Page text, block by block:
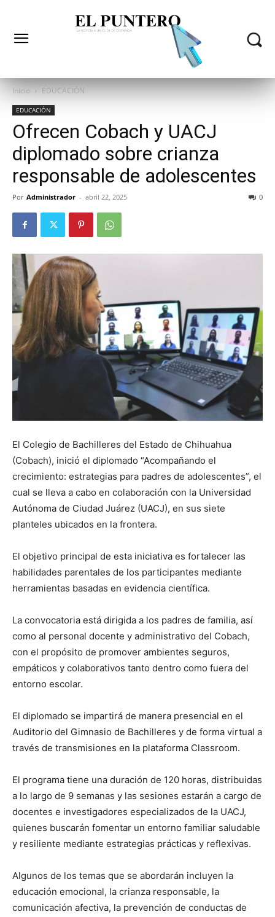
Inicio EDUCACIÓN
EDUCACIÓN
Ofrecen Cobach y UACJ
diplomado sobre crianza
responsable de adolescentes
Por Administrador - abril 22, 2025 0
El Colegio de Bachilleres del Estado de Chihuahua
(Cobach), inició el diplomado “Acompañando el
crecimiento: estrategias para padres de adolescentes”, el
cual se lleva a cabo en colaboración con la Universidad
Autónoma de Ciudad Juárez (UACJ), en sus siete
planteles ubicados en la frontera.
El objetivo principal de esta iniciativa es fortalecer las
habilidades parentales de los participantes mediante
herramientas basadas en evidencia científica.
La convocatoria está dirigida a los padres de familia, así
como al personal docente y administrativo del Cobach,
con el propósito de promover ambientes seguros,
empáticos y colaborativos tanto dentro como fuera del
entorno escolar.
El diplomado se impartirá de manera presencial en el
Auditorio del Gimnasio de Bachilleres y de forma virtual a
través de transmisiones en la plataforma Classroom.
El programa tiene una duración de 120 horas, distribuidas
a lo largo de 9 semanas y las sesiones estarán a cargo de
docentes e investigadores especializados de la UACJ,
quienes buscarán fomentar un entorno familiar saludable
y resiliente mediante estrategias prácticas y reflexivas.
Algunos de los temas que se abordarán incluyen la
educación emocional, la crianza responsable, la
comunicación afectiva, la prevención de conductas de